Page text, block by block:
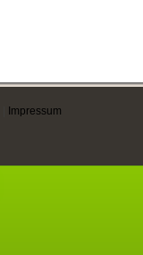
Impressum